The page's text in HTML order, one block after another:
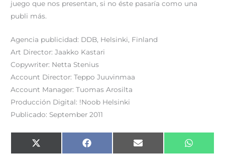
juego que nos presentan, si no éste pasaría como una
publi más.
Agencia publicidad: DDB, Helsinki, Finland
Art Director: Jaakko Kastari
Copywriter: Netta Stenius
Account Director: Teppo Juuvinmaa
Account Manager: Tuomas Arosilta
Producción Digital: !Noob Helsinki
Publicado: September 2011
Compartir
en
X
(
Compartir
en
F
a
Compartir
en
E
m
en
W
h